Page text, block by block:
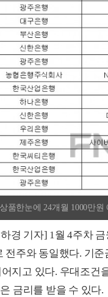
품한눈에 24개월 1000만
경 기자] 1월 4주차
전주와 동일했다. 기
지고 있다. 우대조건
금리를 받을 수 있다.